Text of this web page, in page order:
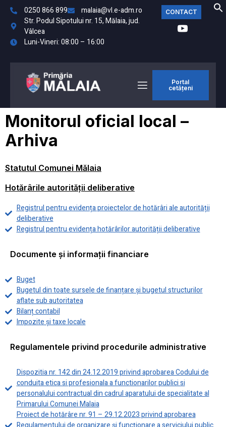
0250 866 899
malaia@vl.e-adm.ro
Str. Podul Sipotului nr. 15, Mălaia, jud.
Vâlcea
Luni-Vineri: 08:00 – 16:00
CONTACT
Portal
cetățeni
Monitorul oficial local –
Arhiva
Statutul Comunei Mălaia
Hotărârile autorității deliberative
Registrul pentru evidența proiectelor de hotărâri ale autorității
deliberative
Registrul pentru evidența hotărârilor autorității deliberative
Documente și informații financiare
Buget
Bugetul din toate sursele de finanțare și bugetul structurilor
aflate sub autoritatea
Bilanț contabil
Impozite și taxe locale
Regulamentele privind procedurile administrative
Dispozitia nr. 142 din 24.12.2019 privind aprobarea Codului de
conduita etica si profesionala a functionarilor publici si
personalului contractual din cadrul aparatului de specialitate al
Primarului Comunei Malaia
Proiect de hotărâre nr. 91 – 29.12.2023 privind aprobarea